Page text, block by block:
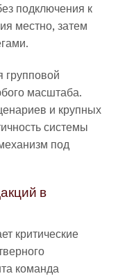
подключения к
местно, затем
групповой
масштаба.
и крупных
системы
под
в
критические
команда